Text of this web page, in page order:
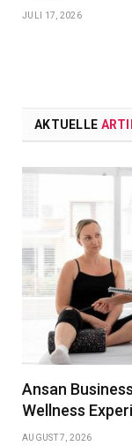
JULI 17, 2026
AKTUELLE
Ansan
Wellness
AUGUST 7, 2026